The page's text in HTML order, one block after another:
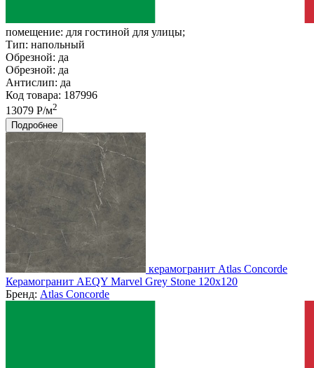
помещение: для гостиной для улицы;
Тип: напольный
Обрезной: да
Обрезной: да
Антислип: да
Код товара: 187996
13079 Р/м2
Подробнее
керамогранит Atlas Concorde
Керамогранит AEQY Marvel Grey Stone 120x120
Бренд: Atlas Concorde